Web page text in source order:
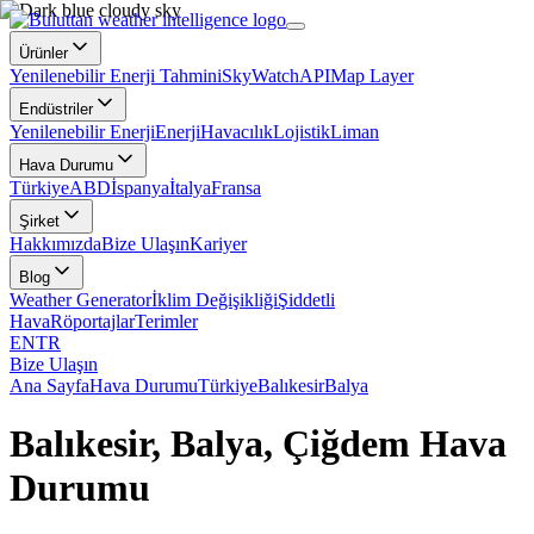
Ürünler
Yenilenebilir Enerji TahminiSkyWatchAPIMap Layer
Endüstriler
Yenilenebilir EnerjiEnerjiHavacılıkLojistikLiman
Hava Durumu
TürkiyeABDİspanyaİtalyaFransa
Şirket
HakkımızdaBize UlaşınKariyer
Blog
Weather Generatorİklim DeğişikliğiŞiddetli
HavaRöportajlarTerimler
ENTR
Bize Ulaşın
Ana SayfaHava DurumuTürkiyeBalıkesirBalya
Balıkesir, Balya, Çiğdem Hava
Durumu